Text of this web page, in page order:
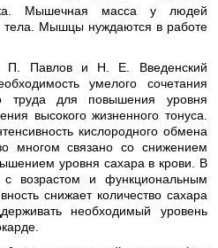
Мышечная масса у людей
Мышцы нуждаются в работе
П. Павлов и Н. Е. Введенский
умелого сочетания
труда для повышения уровня
высокого жизненного тонуса.
кислородного обмена
многом связано со снижением
уровня сахара в крови. В
возрастом и функциональным
снижает количество сахара
необходимый уровень